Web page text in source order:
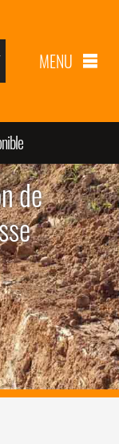
MENU
de